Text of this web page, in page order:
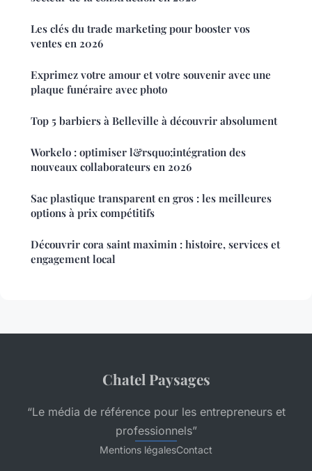
Les clés du trade marketing pour booster vos
ventes en 2026
Exprimez votre amour et votre souvenir avec une
plaque funéraire avec photo
Top 5 barbiers à Belleville à découvrir absolument
Workelo : optimiser l&rsquo;intégration des
nouveaux collaborateurs en 2026
Sac plastique transparent en gros : les meilleures
options à prix compétitifs
Découvrir cora saint maximin : histoire, services et
engagement local
Chatel Paysages
“Le média de référence pour les entrepreneurs et
professionnels”
Mentions légalesContact